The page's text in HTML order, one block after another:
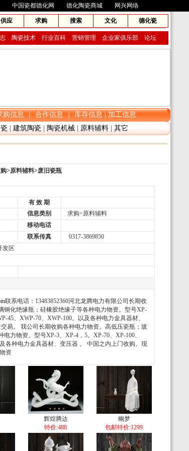
中国瓷都德化网 德化陶瓷商城 网兴网络
供应 求购 搜索 文化 德化瓷
陶瓷技术 行业百科 营销管理 企业家俱乐部 论坛
购信息｜合作信息｜库存信息|加工信息
| 建筑陶瓷| 陶瓷机械| 原料辅料| 其它
>原料辅料>废旧瓷瓶
有 效 期
信息类别
求购>原料辅料
移动电话
联系传真
0317-3869850
发区
联系电话：13483852360河北龙腾电力有限公司长期收
钢化绝缘瓶；硅橡胶绝缘子等各种电力物资。型号XP-
45、XWP-70、XWP-100。以及各种电力金具器材、
易。 我公司长期收购各种电力物资。高低压瓷瓶；玻
力物资。型号XP-3、XP-4，5。XP-70、XP-100、
各种电力金具器材、变压器 。 中国之内上门收购。现
资
辉煌腾达
特价:488
幽梦
包邮特价:1299